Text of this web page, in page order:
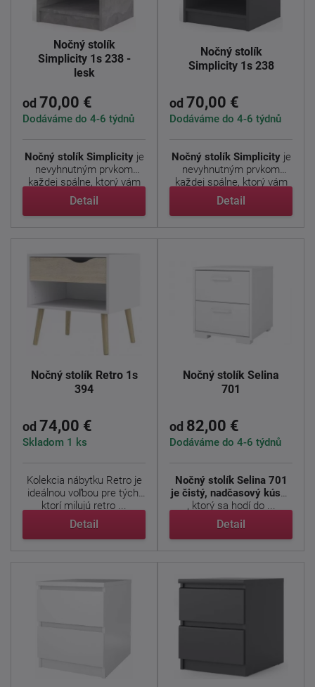
Nočný stolík
Simplicity 1s 238 -
lesk
od 70,00 €
Dodáváme do 4-6 týdnů
Nočný stolík Simplicityje
nevyhnutným prvkom
každej spálne, ktorý vám
...
Detail
Nočný stolík
Simplicity 1s 238
od 70,00 €
Dodáváme do 4-6 týdnů
Nočný stolík Simplicityje
nevyhnutným prvkom
každej spálne, ktorý vám
...
Detail
Nočný stolík Retro 1s
394
od 74,00 €
Skladom 1 ks
Kolekcia nábytku Retro je
ideálnou voľbou pre tých,
ktorí milujú retro ...
Detail
Nočný stolík Selina
701
od 82,00 €
Dodáváme do 4-6 týdnů
Nočný stolík Selina 701
je čistý, nadčasový kúsok
, ktorý sa hodí do ...
Detail